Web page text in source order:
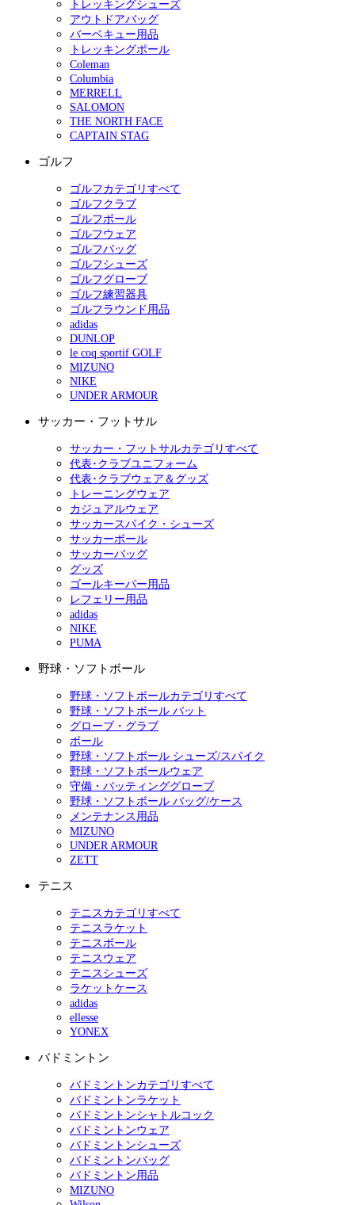
トレッキングシューズ
アウトドアバッグ
バーベキュー用品
トレッキングポール
Coleman
Columbia
MERRELL
SALOMON
THE NORTH FACE
CAPTAIN STAG
ゴルフ
ゴルフカテゴリすべて
ゴルフクラブ
ゴルフボール
ゴルフウェア
ゴルフバッグ
ゴルフシューズ
ゴルフグローブ
ゴルフ練習器具
ゴルフラウンド用品
adidas
DUNLOP
le coq sportif GOLF
MIZUNO
NIKE
UNDER ARMOUR
サッカー・フットサル
サッカー・フットサルカテゴリすべて
代表･クラブユニフォーム
代表･クラブウェア＆グッズ
トレーニングウェア
カジュアルウェア
サッカースパイク・シューズ
サッカーボール
サッカーバッグ
グッズ
ゴールキーパー用品
レフェリー用品
adidas
NIKE
PUMA
野球・ソフトボール
野球・ソフトボールカテゴリすべて
野球・ソフトボール バット
グローブ・グラブ
ボール
野球・ソフトボール シューズ/スパイク
野球・ソフトボールウェア
守備・バッティンググローブ
野球・ソフトボール バッグ/ケース
メンテナンス用品
MIZUNO
UNDER ARMOUR
ZETT
テニス
テニスカテゴリすべて
テニスラケット
テニスボール
テニスウェア
テニスシューズ
ラケットケース
adidas
ellesse
YONEX
バドミントン
バドミントンカテゴリすべて
バドミントンラケット
バドミントンシャトルコック
バドミントンウェア
バドミントンシューズ
バドミントンバッグ
バドミントン用品
MIZUNO